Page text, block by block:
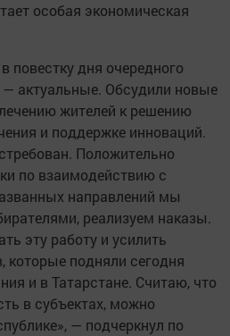
особая экономическая
повестку дня очередного
актуальные. Обсудили новые
жителей к решению
и поддержке инноваций.
Положительно
по взаимодействию с
направлений мы
реализуем наказы.
эту работу и усилить
которые подняли сегодня
и в Татарстане. Считаю, что
в субъектах, можно
— подчеркнул по